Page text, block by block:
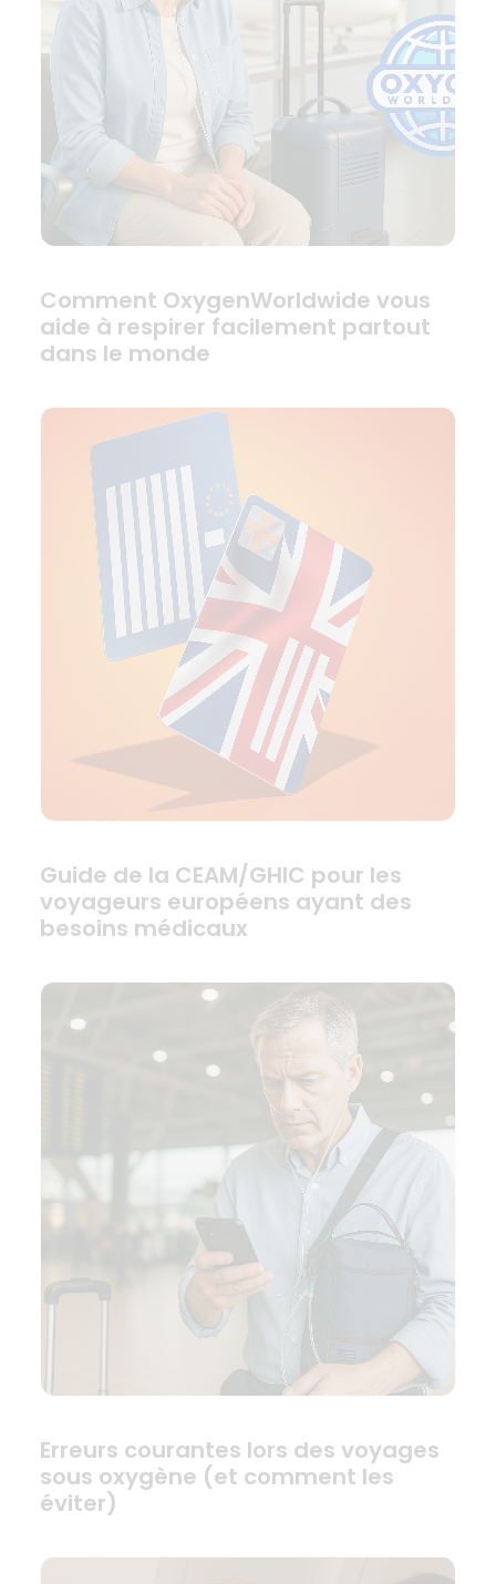
Comment OxygenWorldwide vous
aide à respirer facilement partout
dans le monde
Guide de la CEAM/GHIC pour les
voyageurs européens ayant des
besoins médicaux
Erreurs courantes lors des voyages
sous oxygène (et comment les
éviter)